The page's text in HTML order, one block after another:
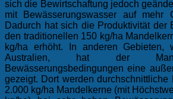
sich die Bewirtschaftung jedoch
mit Bewässerungswasser auf mehr
Dadurch hat sich die Produktivität der
den traditionellen 150 kg/ha
kg/ha erhöht. In anderen Gebieten,
Australien, hat der
Bewässerungsbedingungen eine
gezeigt. Dort werden durchschnittliche
2.000 kg/ha Mandelkerne (mit